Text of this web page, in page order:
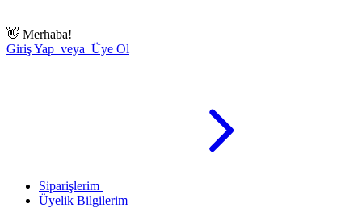
👋 Merhaba!
Giriş Yap veya Üye Ol
Siparişlerim
Üyelik Bilgilerim